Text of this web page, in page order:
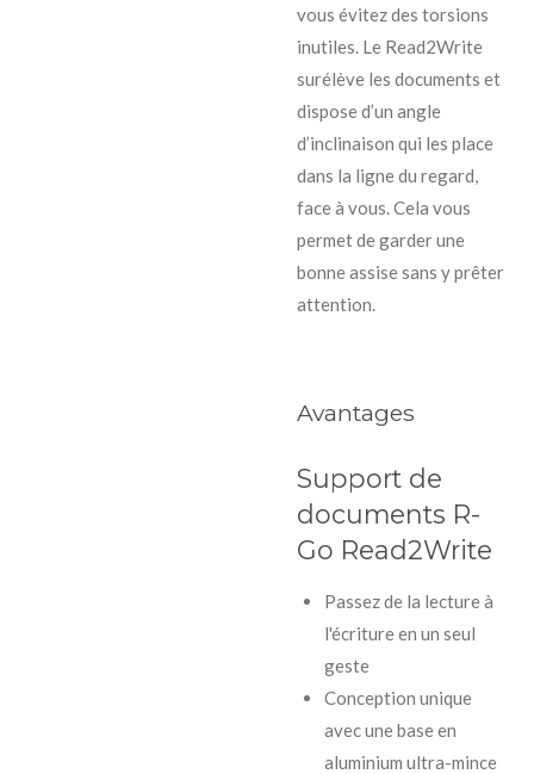
vous évitez des torsions
inutiles. Le Read2Write
surélève les documents et
dispose d’un angle
d’inclinaison qui les place
dans la ligne du regard,
face à vous. Cela vous
permet de garder une
bonne assise sans y prêter
attention.
Avantages
Support de
documents R-
Go Read2Write
Passez de la lecture à
l'écriture en un seul
geste
Conception unique
avec une base en
aluminium ultra-mince